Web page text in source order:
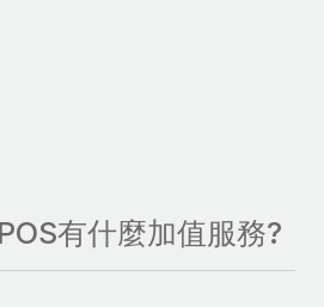
有什麼加值服務?